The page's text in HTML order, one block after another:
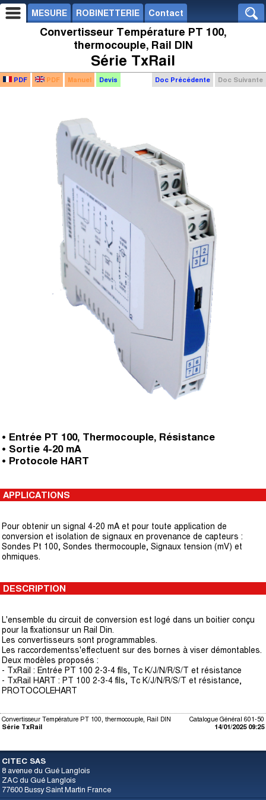
MESURE ROBINETTERIE Contact
Convertisseur Température PT 100,
thermocouple, Rail DIN
Série TxRail
Doc Précédente Doc Suivante
PDF PDF Manuel Devis
• Entrée PT 100, Thermocouple, Résistance
• Sortie 4-20 mA
• Protocole HART
APPLICATIONS
Pour obtenir un signal 4-20 mA et pour toute application de
conversion et isolation de signaux en provenance de capteurs :
Sondes Pt 100, Sondes thermocouple, Signaux tension (mV) et
ohmiques.
DESCRIPTION
L'ensemble du circuit de conversion est logé dans un boitier conçu
pour la fixationsur un Rail Din.
Les convertisseurs sont programmables.
Les raccordementss'effectuent sur des bornes à viser démontables.
Deux modèles proposés :
- TxRail : Entrée PT 100 2-3-4 fils, Tc K/J/N/R/S/T et résistance
- TxRail HART : PT 100 2-3-4 fils, Tc K/J/N/R/S/T et résistance,
PROTOCOLEHART
Catalogue Général 601-50
14/01/2025 09:25
Convertisseur Température PT 100, thermocouple, Rail DIN
Série TxRail
CITEC SAS
8 avenue du Gué Langlois
ZAC du Gué Langlois
77600 Bussy Saint Martin France